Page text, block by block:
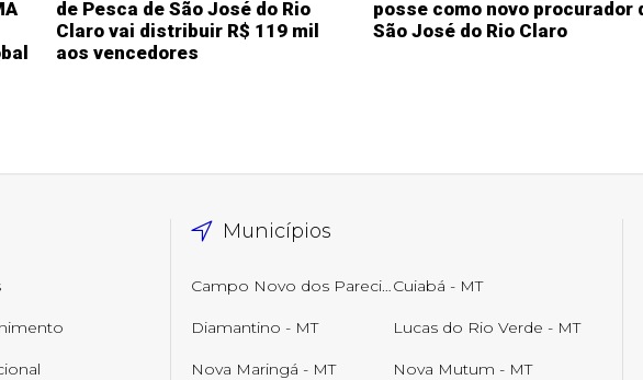
de Pesca de São José do Rio
Claro vai distribuir R$ 119 mil
aos vencedores
posse como novo procurador
São José do Rio Claro
Municípios
Campo Novo dos Parecis - MTCuiabá - MT
Diamantino - MT Lucas do Rio Verde - MT
Nova Maringá - MT Nova Mutum - MT